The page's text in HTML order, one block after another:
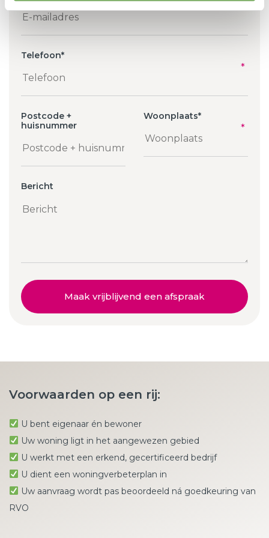
Telefoon*
Postcode +
huisnummer
Woonplaats*
Bericht
Maak vrijblijvend een afspraak
Voorwaarden op een rij:
U bent eigenaar én bewoner
Uw woning ligt in het aangewezen gebied
U werkt met een erkend, gecertificeerd bedrijf
U dient een woningverbeterplan in
Uw aanvraag wordt pas beoordeeld ná goedkeuring van
RVO